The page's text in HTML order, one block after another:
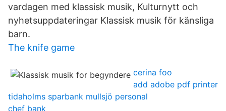
vardagen med klassisk musik, Kulturnytt och
nyhetsuppdateringar Klassisk musik för känsliga
barn.
The knife game
cerina foo
add adobe pdf printer
tidaholms sparbank mullsjö personal
chef bank